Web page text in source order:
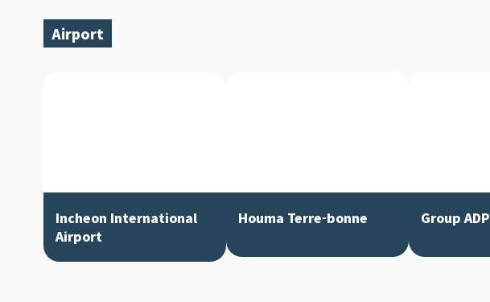
Airport
Incheon International
Airport
Houma Terre-bonne Group ADP